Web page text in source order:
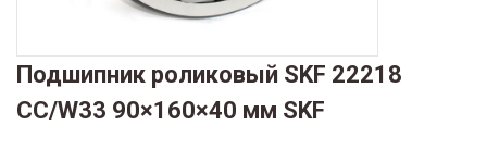
Подшипник роликовый SKF 22218
CC/W33 90×160×40 мм SKF